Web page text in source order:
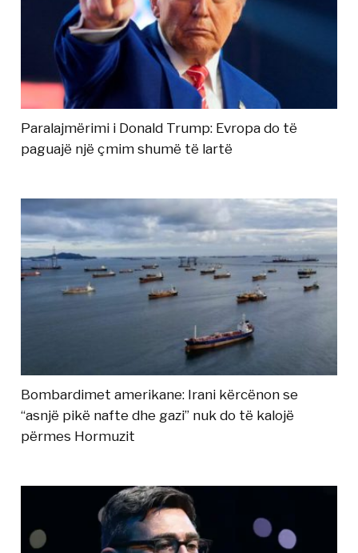
Paralajmërimi i Donald Trump: Evropa do të
paguajë një çmim shumë të lartë
Bombardimet amerikane: Irani kërcënon se
“asnjë pikë nafte dhe gazi” nuk do të kalojë
përmes Hormuzit